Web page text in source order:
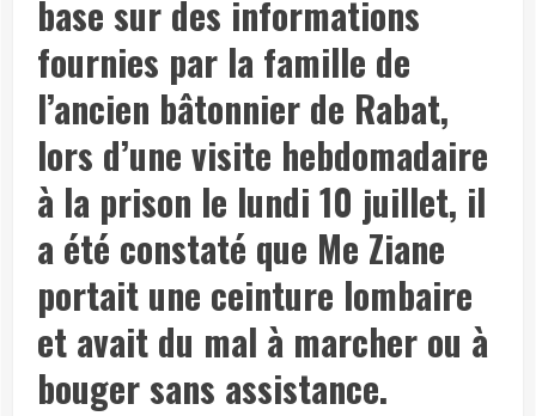
base sur des informations
fournies par la famille de
l’ancien bâtonnier de Rabat,
lors d’une visite hebdomadaire
à la prison le lundi 10 juillet, il
a été constaté que Me Ziane
portait une ceinture lombaire
et avait du mal à marcher ou à
bouger sans assistance.